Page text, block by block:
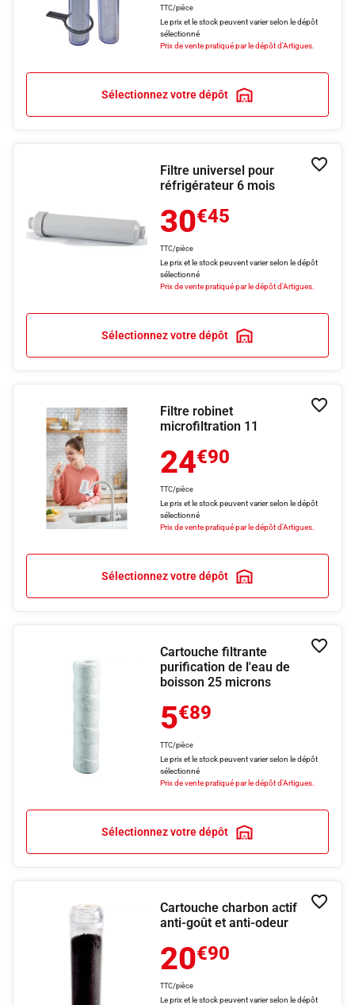
TTC/pièce
Le prix et le stock peuvent varier selon le dépôt
sélectionné
Prix de vente pratiqué par le dépôt d'Artigues.
Sélectionnez votre dépôt
Filtre universel pour
réfrigérateur 6 mois
30€45
TTC/pièce
Le prix et le stock peuvent varier selon le dépôt
sélectionné
Prix de vente pratiqué par le dépôt d'Artigues.
Sélectionnez votre dépôt
Filtre robinet
microfiltration 11
24€90
TTC/pièce
Le prix et le stock peuvent varier selon le dépôt
sélectionné
Prix de vente pratiqué par le dépôt d'Artigues.
Sélectionnez votre dépôt
Cartouche filtrante
purification de l'eau de
boisson 25 microns
5€89
TTC/pièce
Le prix et le stock peuvent varier selon le dépôt
sélectionné
Prix de vente pratiqué par le dépôt d'Artigues.
Sélectionnez votre dépôt
Cartouche charbon actif
anti-goût et anti-odeur
20€90
TTC/pièce
Le prix et le stock peuvent varier selon le dépôt